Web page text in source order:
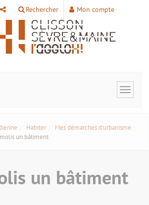
Rechercher Mon compte
Toggle
Habiter
Mes démarches d'urbanisme
un bâtiment
un bâtiment
cookies